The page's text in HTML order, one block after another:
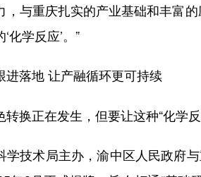
，与重庆扎实的产业基础和丰富
化学反应’。”
进落地 让产融循环更可持续
转换正在发生，但要让这种“化学
学技术局主办，渝中区人民政府